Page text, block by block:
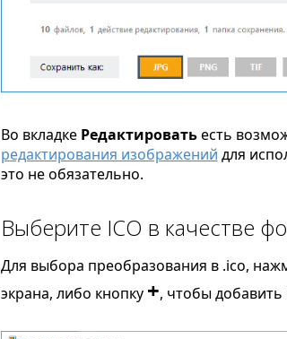
Во вкладке Редактироватьесть
редактирования изображений для
это не обязательно.
Выберите ICO в качестве
Для выбора преобразования в .ico,
экрана, либо кнопку +, чтобы